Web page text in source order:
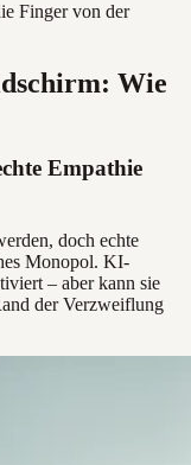
Finger von der
Wie
Empathie
doch echte
Monopol. KI-
– aber kann sie
der Verzweiflung